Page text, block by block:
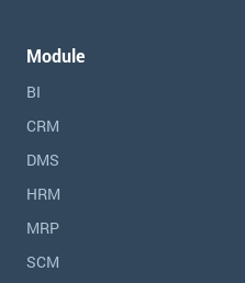
Module
BI
CRM
DMS
HRM
MRP
SCM